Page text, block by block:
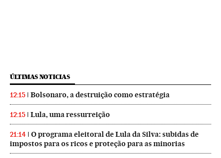
ÚLTIMAS NOTICIAS
12:15 Bolsonaro, a destruição como estratégia
12:15 Lula, uma ressurreição
21:14
O programa eleitoral de Lula da Silva: subidas de
impostos para os ricos e proteção para as minorias